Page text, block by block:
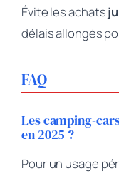
Évite les achats
délais allongés
FAQ
Les camping-
en 2025 ?
Pour un usage